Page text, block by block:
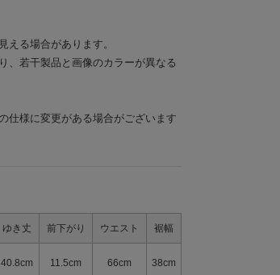
る場合があります。
、若干製品と画像のカラーが異なる
仕様に変更がある場合がございます
ゆき丈 前下がり ウエスト 裾幅
40.8cm 11.5cm 66cm 38cm